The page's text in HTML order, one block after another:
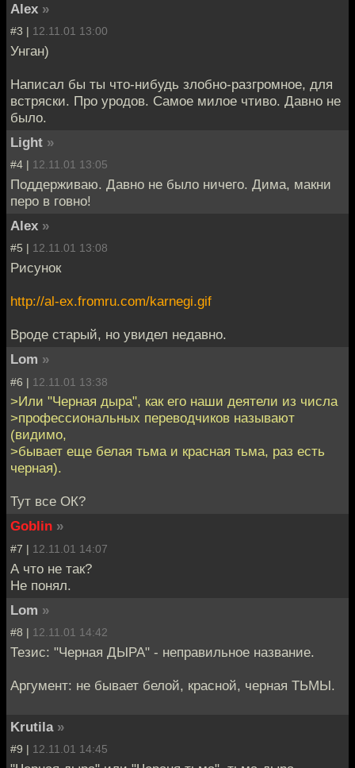
Alex »
#3 | 12.11.01 13:00
Унган)
Написал бы ты что-нибудь злобно-разгромное, для
встряски. Про уродов. Самое милое чтиво. Давно не
было.
Light »
#4 | 12.11.01 13:05
Поддерживаю. Давно не было ничего. Дима, макни
перо в говно!
Alex »
#5 | 12.11.01 13:08
Рисунок
http://al-ex.fromru.com/karnegi.gif
Вроде старый, но увидел недавно.
Lom »
#6 | 12.11.01 13:38
>Или "Черная дыра", как его наши деятели из числа
>профессиональных переводчиков называют
(видимо,
>бывает еще белая тьма и красная тьма, раз есть
черная).
Тут все ОК?
Goblin »
#7 | 12.11.01 14:07
А что не так?
Не понял.
Lom »
#8 | 12.11.01 14:42
Тезис: "Черная ДЫРА" - неправильное название.
Аргумент: не бывает белой, красной, черная ТЬМЫ.
Krutila »
#9 | 12.11.01 14:45